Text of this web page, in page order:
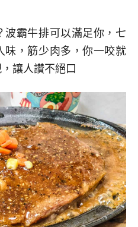
波霸牛排可以滿足你，七
味，筋少肉多，你一咬就
讓人讚不絕口